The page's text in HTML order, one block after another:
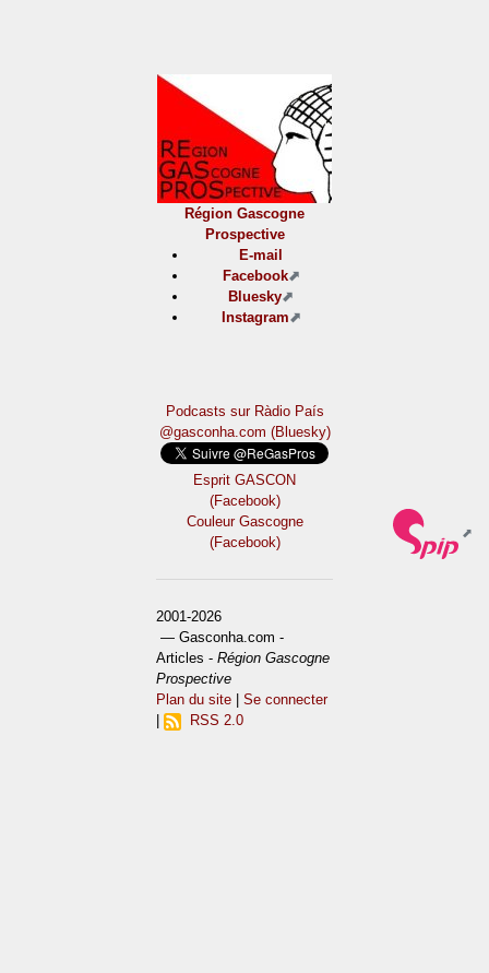
Région Gascogne
Prospective
E-mail
Facebook
Bluesky
Instagram
Podcasts sur Ràdio País
@gasconha.com (Bluesky)
Esprit GASCON
(Facebook)
Couleur Gascogne
(Facebook)
2001-2026
— Gasconha.com -
Articles -Région Gascogne
Prospective
Plan du site |Se connecter
|
RSS 2.0